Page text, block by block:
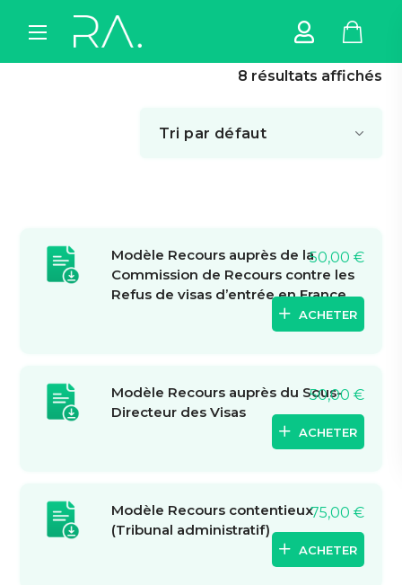
8 résultats affichés
ACHETER
Modèle Recours auprès de la
Commission de Recours contre les
Refus de visas d’entrée en France
50,00 €
ACHETER
Modèle Recours auprès du Sous-
Directeur des Visas
50,00 €
ACHETER
Modèle Recours contentieux
(Tribunal administratif)
75,00 €